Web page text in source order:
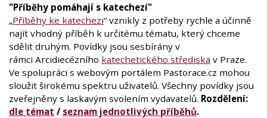
"Příběhy pomáhají s katechezí"
„Příběhy ke katechezi“ vznikly z potřeby rychle a účinně
najít vhodný příběh k určitému tématu, který chceme
sdělit druhým. Povídky jsou sesbírány v
rámci Arcidiecézního katechetického střediska v Praze.
Ve spolupráci s webovým portálem Pastorace.cz mohou
sloužit širokému spektru uživatelů. Všechny povídky jsou
zveřejněny s laskavým svolením vydavatelů. Rozdělení:
dle témat / seznam jednotlivých příběhů.